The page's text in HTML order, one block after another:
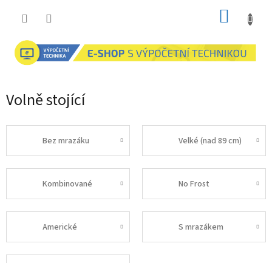
Volně stojící
Bez mrazáku Velké (nad 89 cm)
Kombinované No Frost
Americké S mrazákem